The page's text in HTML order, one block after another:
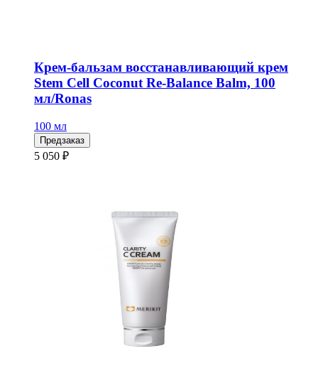
Крем-бальзам восстанавливающий крем
Stem Cell Coconut Re-Balance Balm, 100
мл/Ronas
100 мл
Предзаказ
5 050 ₽